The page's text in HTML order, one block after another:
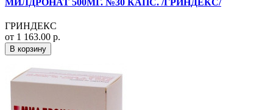
ГРИНДЕКС
от 1 163.00 р.
В корзину